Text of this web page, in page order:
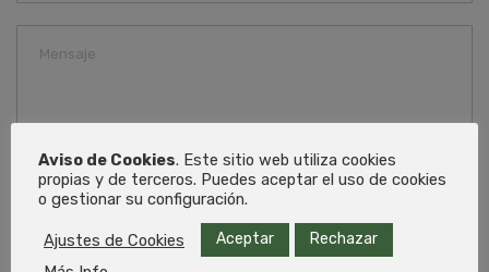
He leido y acepto la política de privacidad
Los campos marcados con (*) son obligatorios.
1. Administrador de datos: RECGAS S.L.
2. Propósito de datos: Relación comercial e información sobre nuestros
Aviso de Cookies. Este sitio web utiliza cookies
propias y de terceros. Puedes aceptar el uso de cookies
o gestionar su configuración.
Ajustes de Cookies Aceptar Rechazar